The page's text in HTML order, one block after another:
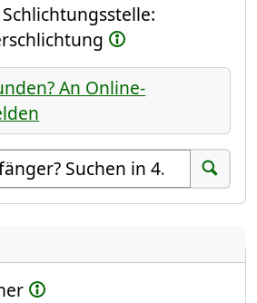
An Online-
Suchen